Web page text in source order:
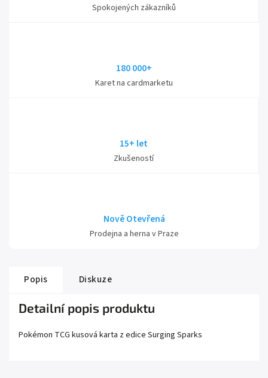
Spokojených zákazníků
180 000+
Karet na cardmarketu
15+ let
Zkušeností
Nově Otevřená
Prodejna a herna v Praze
Popis Diskuze
Detailní popis produktu
Pokémon TCG kusová karta z edice Surging Sparks